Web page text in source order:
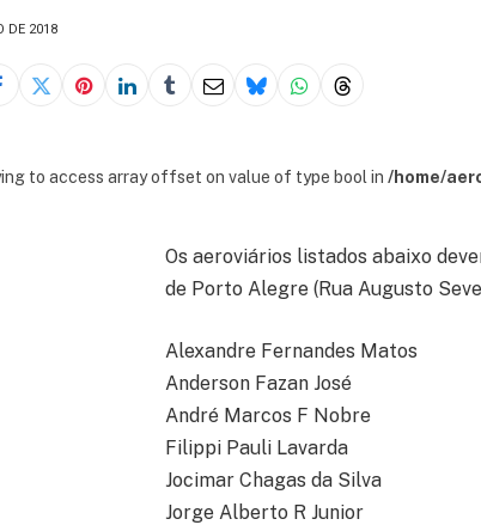
DE 2018
to access array offset on value of type bool in /home/
Os aeroviários listados abaixo
de Porto Alegre (Rua Augusto
Alexandre Fernandes Matos
Anderson Fazan José
André Marcos F Nobre
Filippi Pauli Lavarda
Jocimar Chagas da Silva
Jorge Alberto R Junior